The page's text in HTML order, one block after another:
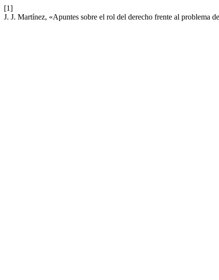
[1]
J. J. Martínez, «Apuntes sobre el rol del derecho frente al problema